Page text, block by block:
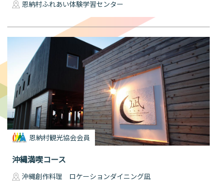
恩納村ふれあい体験学習センター
恩納村観光協会会員
沖縄満喫コース
沖縄創作料理 ロケーションダイニング凪